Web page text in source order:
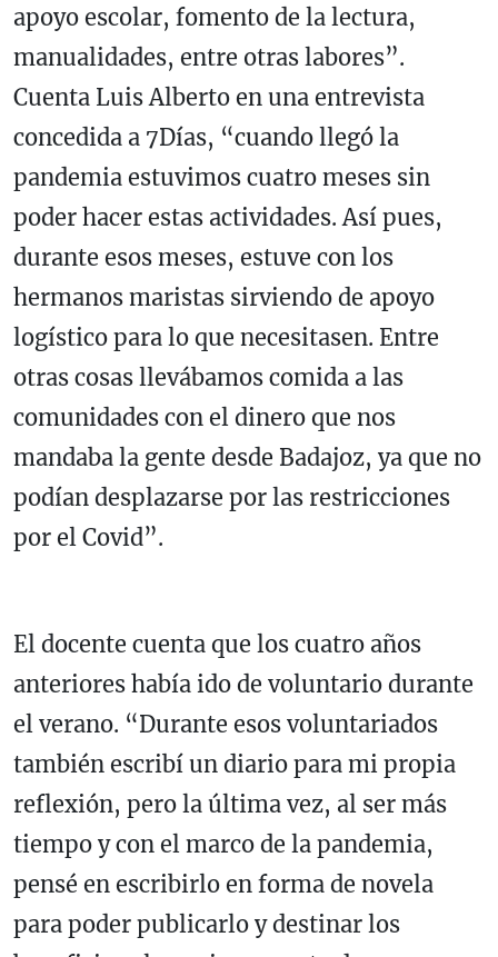
apoyo escolar, fomento de la lectura,
manualidades, entre otras labores”.
Cuenta Luis Alberto en una entrevista
concedida a 7Días, “cuando llegó la
pandemia estuvimos cuatro meses sin
poder hacer estas actividades. Así pues,
durante esos meses, estuve con los
hermanos maristas sirviendo de apoyo
logístico para lo que necesitasen. Entre
otras cosas llevábamos comida a las
comunidades con el dinero que nos
mandaba la gente desde Badajoz, ya que no
podían desplazarse por las restricciones
por el Covid”.
El docente cuenta que los cuatro años
anteriores había ido de voluntario durante
el verano. “Durante esos voluntariados
también escribí un diario para mi propia
reflexión, pero la última vez, al ser más
tiempo y con el marco de la pandemia,
pensé en escribirlo en forma de novela
para poder publicarlo y destinar los